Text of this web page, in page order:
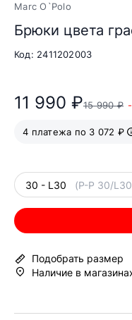
Marc O`Polo
Брюки цвета
Код: 2411202003
11 990 ₽15 990 ₽
4 платежа по 3 072 ₽
30 - L30 (Р-Р 30/
Подобрать размер
Наличие в